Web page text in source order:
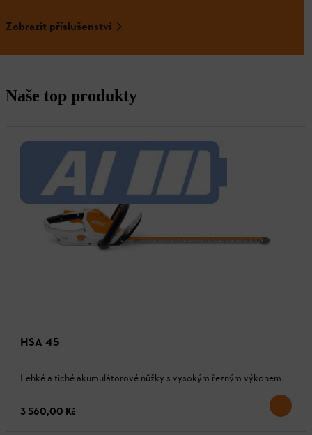
Zobrazit příslušenství
Naše top produkty
HSA 45
Lehké a tiché akumulátorové nůžky s vysokým řezným výkonem
3 560,00 Kč